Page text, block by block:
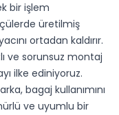
bir işlem
üretilmiş
ortadan kaldırır.
ve sorunsuz montaj
ilke ediniyoruz.
bagaj kullanımını
ve uyumlu bir